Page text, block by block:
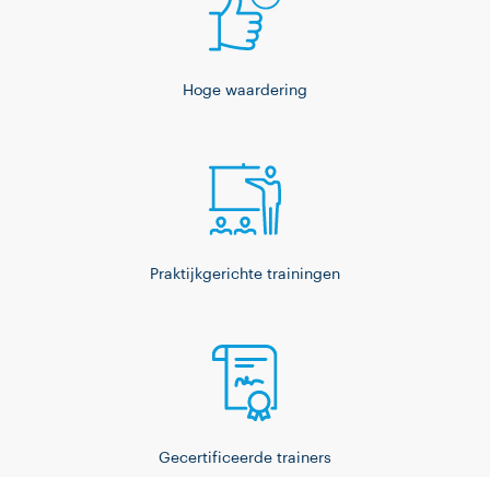
Hoge waardering
Praktijkgerichte trainingen
Gecertificeerde trainers